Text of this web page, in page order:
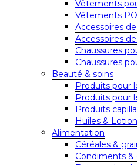
Vêtements
Vêtements
Accessoires
Accessoires
Chaussures
Chaussures
Beauté & soins
Produits pour
Produits pour
Produits
Huiles &
Alimentation
Céréales &
Condiments &